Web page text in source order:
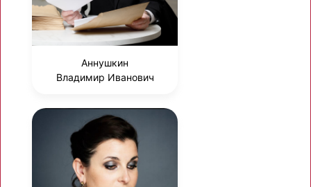
Аннушкин
Владимир Иванович